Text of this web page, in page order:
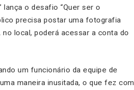
o desafio “Quer ser o
precisa postar uma fotografia
local, poderá acessar a conta do
um funcionário da equipe de
maneira inusitada, o que fez com